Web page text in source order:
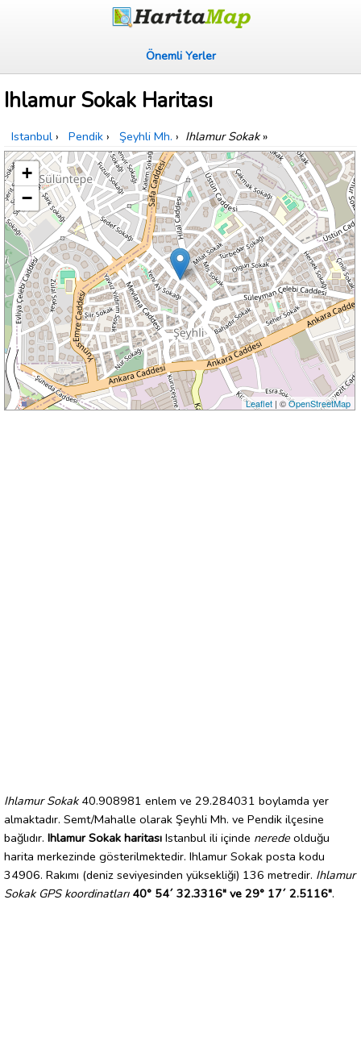
Önemli Yerler
Ihlamur Sokak Haritası
Istanbul › Pendik › Şeyhli Mh. › Ihlamur Sokak»
+
−
Leaflet| ©OpenStreetMap
Ihlamur Sokak40.908981 enlem ve 29.284031 boylamda yer
almaktadır. Semt/Mahalle olarak Şeyhli Mh. ve Pendik ilçesine
bağlıdır. Ihlamur Sokak haritası Istanbul ili içinde nerede olduğu
harita merkezinde gösterilmektedir. Ihlamur Sokak posta kodu
34906. Rakımı (deniz seviyesinden yüksekliği) 136 metredir. Ihlamur
Sokak GPS koordinatları 40° 54´ 32.3316" ve 29° 17´ 2.5116".